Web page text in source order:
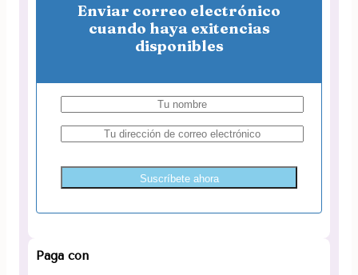
Enviar correo electrónico
cuando haya exitencias
disponibles
Suscríbete ahora
Paga con